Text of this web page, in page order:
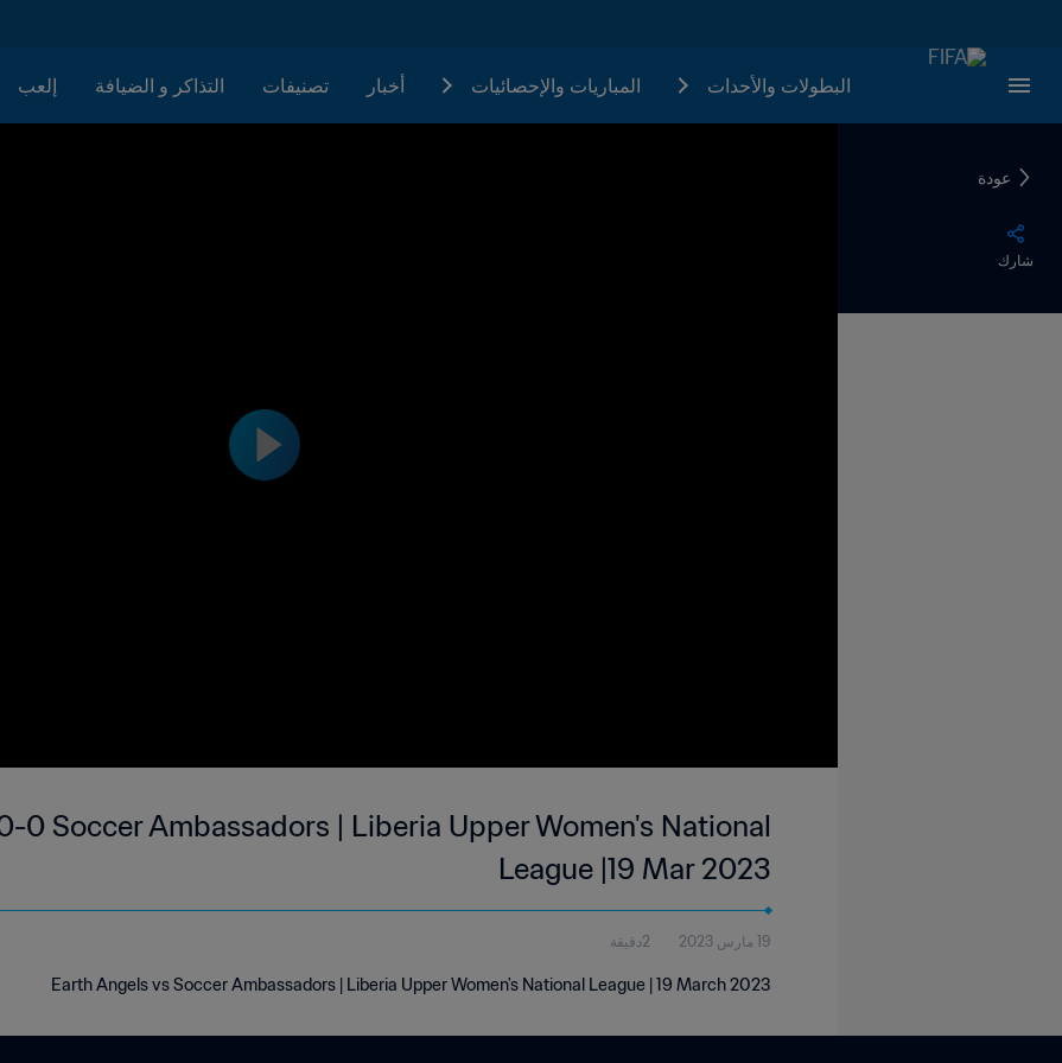
البطولات والأحدات المباريات والإحصائيات أخبار تصنيفات التذاكر و الضيافة إلعب
عودة
شارك
0 Soccer Ambassadors | Liberia Upper Women's National
League |19 Mar 2023
19 مارس 2023 2دقيقة
Earth Angels vs Soccer Ambassadors | Liberia Upper Women's National League | 19 March 2023